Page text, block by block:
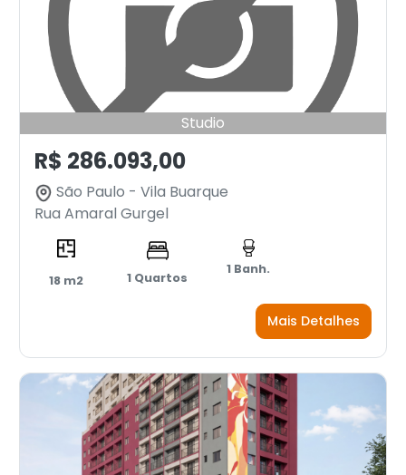
Studio
R$ 286.093,00
São Paulo - Vila Buarque
Rua Amaral Gurgel
18 m2 1 Quartos
1 Banh.
Mais Detalhes